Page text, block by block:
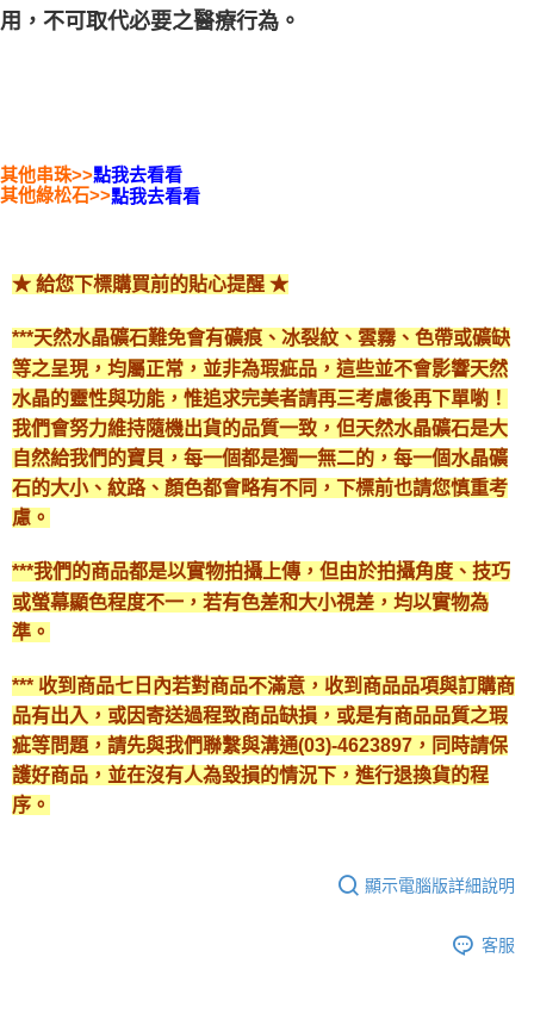
用，不可取代必要之醫療行為。
其他串珠>>點我去看看
其他綠松石>>點我去看看
★ 給您下標購買前的貼心提醒 ★
***天然水晶礦石難免會有礦痕、冰裂紋、雲霧、色帶或礦缺
等之呈現，均屬正常，並非為瑕疵品，這些並不會影響天然
水晶的靈性與功能，惟追求完美者請再三考慮後再下單喲！
我們會努力維持隨機出貨的品質一致，但天然水晶礦石是大
自然給我們的寶貝，每一個都是獨一無二的，每一個水晶礦
石的大小、紋路、顏色都會略有不同，下標前也請您慎重考
慮。
***我們的商品都是以實物拍攝上傳，但由於拍攝角度、技巧
或螢幕顯色程度不一，若有色差和大小視差，均以實物為
準。
*** 收到商品七日內若對商品不滿意，收到商品品項與訂購商
品有出入，或因寄送過程致商品缺損，或是有商品品質之瑕
疵等問題，請先與我們聯繫與溝通(03)-4623897，同時請保
護好商品，並在沒有人為毀損的情況下，進行退換貨的程
序。
顯示電腦版詳細說明
客服